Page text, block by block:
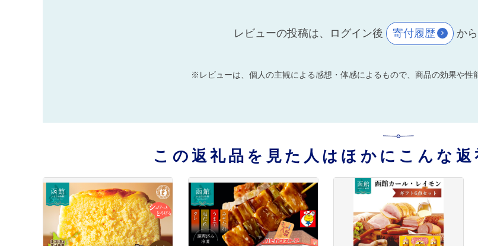
レビューの投稿は、ログイン後 寄付履歴 か
※レビューは、個人の主観による感想・体感によるもので、商品の効果や性
この返礼品を見た人はほかにこんな返